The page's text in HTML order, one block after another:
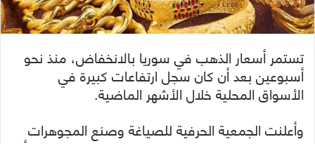
تستمر أسعار الذهب في سوريا بالانخفاض، منذ نحو
أسبوعين بعد أن كان سجل ارتفاعات كبيرة في
الأسواق المحلية خلال الأشهر الماضية.
وأعلنت الجمعية الحرفية للصياغة وصنع المجوهرات